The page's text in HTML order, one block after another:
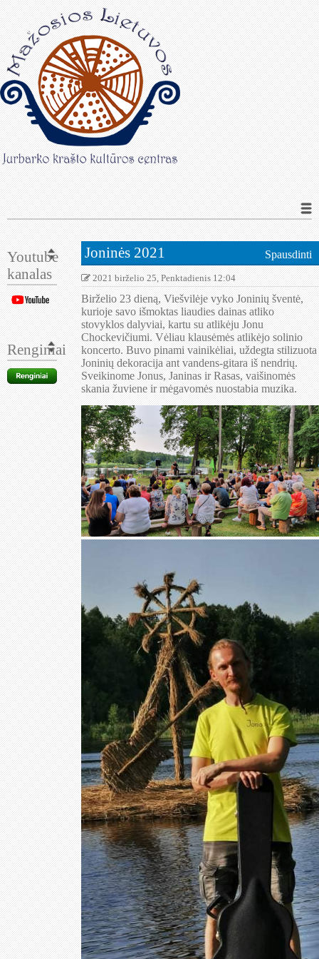
Youtube
kanalas
Renginiai
Spausdinti
Joninės 2021
2021 birželio 25, Penktadienis 12:04
Birželio 23 dieną, Viešvilėje vyko Joninių šventė,
kurioje savo išmoktas liaudies dainas atliko
stovyklos dalyviai, kartu su atlikėju Jonu
Chockevičiumi. Vėliau klausėmės atlikėjo solinio
koncerto. Buvo pinami vainikėliai, uždegta stilizuota
Joninių dekoracija ant vandens-gitara iš nendrių.
Sveikinome Jonus, Janinas ir Rasas, vaišinomės
skania žuviene ir mėgavomės nuostabia muzika.